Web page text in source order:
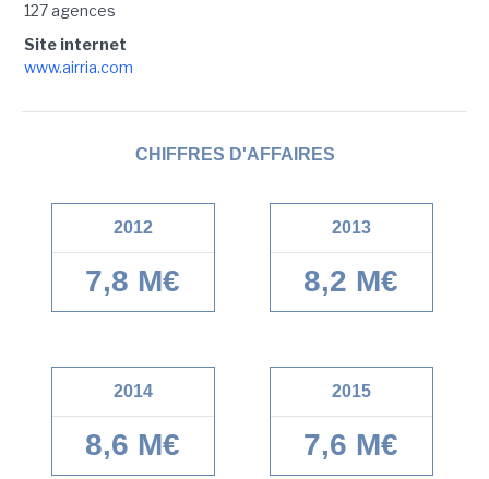
127 agences
Site internet
www.airria.com
CHIFFRES D'AFFAIRES
2012
7,8 M€
2013
8,2 M€
2014
8,6 M€
2015
7,6 M€